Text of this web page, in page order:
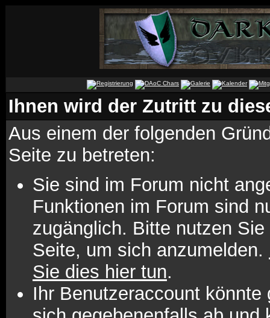
Ihnen wird der Zutritt zu
Aus einem der folgenden
Seite zu betreten:
Sie sind im Forum nicht
Funktionen im Forum sind
zugänglich. Bitte nutzen
Seite, um sich anzumelden.
Sie dies hier tun.
Ihr Benutzeraccount